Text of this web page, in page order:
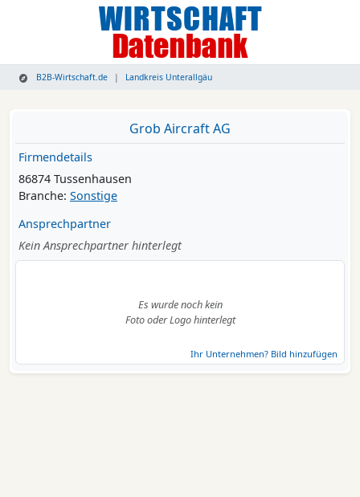
B2B-Wirtschaft.de Landkreis Unterallgäu
Grob Aircraft AG
Firmendetails
86874 Tussenhausen
Branche: Sonstige
Ansprechpartner
Kein Ansprechpartner hinterlegt
Es wurde noch kein
Foto oder Logo hinterlegt
Ihr Unternehmen? Bild hinzufügen